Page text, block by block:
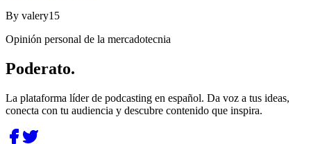
By valery15
Opinión personal de la mercadotecnia
Poderato.
La plataforma líder de podcasting en español. Da voz a tus ideas,
conecta con tu audiencia y descubre contenido que inspira.